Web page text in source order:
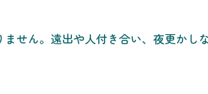
せん。遠出や人付き合い、夜更かし